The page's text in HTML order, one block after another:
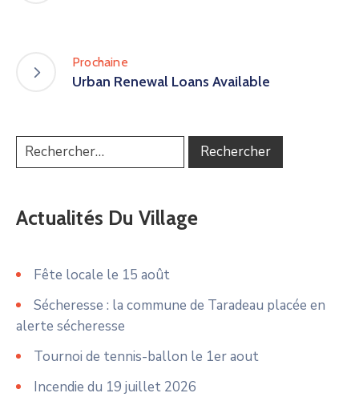
Prochaine
Urban Renewal Loans Available
Actualités Du Village
Fête locale le 15 août
Sécheresse : la commune de Taradeau placée en
alerte sécheresse
Tournoi de tennis-ballon le 1er aout
Incendie du 19 juillet 2026